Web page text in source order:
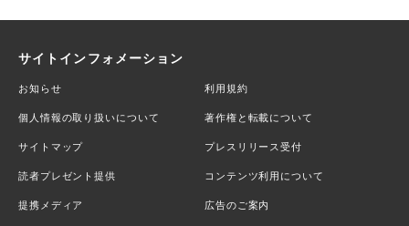
サイトインフォメーション
お知らせ 利用規約
個人情報の取り扱いについて 著作権と転載について
サイトマップ プレスリリース受付
読者プレゼント提供 コンテンツ利用について
提携メディア 広告のご案内